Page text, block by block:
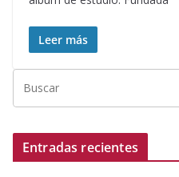
Leer más
Entradas recientes